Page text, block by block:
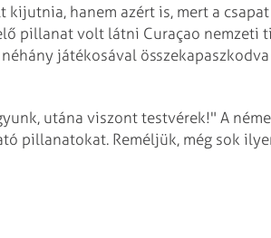
kijutnia, hanem azért is, mert a
pillanat volt látni Curaçao nemzeti
játékosával
utána viszont testvérek!" A
pillanatokat. Reméljük, még sok